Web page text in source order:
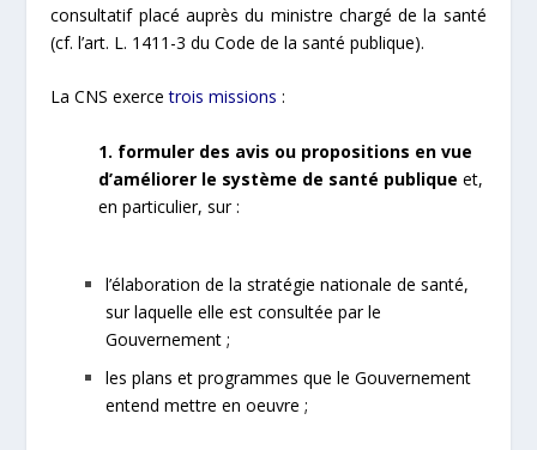
consultatif placé auprès du ministre chargé de la santé
(cf. l’art. L. 1411-3 du Code de la santé publique).
La CNS exerce trois missions:
1. formuler des avis ou propositions en vue
d’améliorer le système de santé publique et,
en particulier, sur :
l’élaboration de la stratégie nationale de santé,
sur laquelle elle est consultée par le
Gouvernement ;
les plans et programmes que le Gouvernement
entend mettre en oeuvre ;